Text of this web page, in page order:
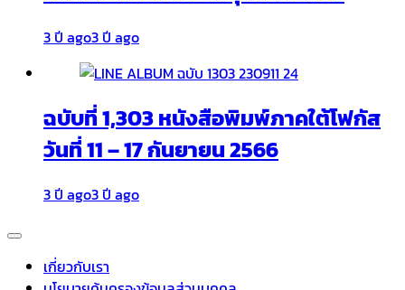
3 ปี ago3 ปี ago
ฉบับที่ 1,303 หนังสือพิมพ์ภาคใต้โฟกัส
วันที่ 11 – 17 กันยายน 2566
3 ปี ago3 ปี ago
เกี่ยวกับเรา